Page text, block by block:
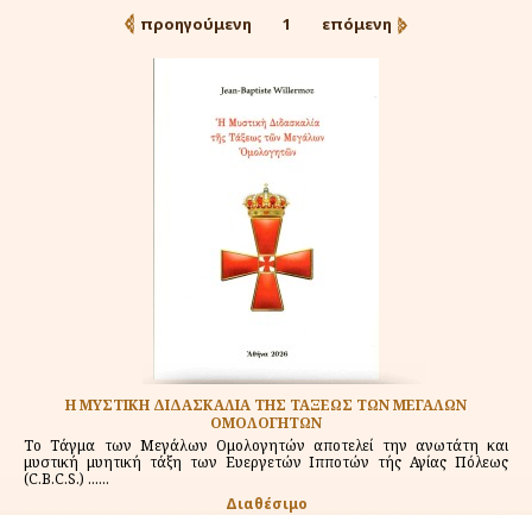
προηγούμενη 1 επόμενη
Η ΜΥΣΤΙΚΗ ΔΙΔΑΣΚΑΛΙΑ ΤΗΣ ΤΑΞΕΩΣ ΤΩΝ ΜΕΓΑΛΩΝ
ΟΜΟΛΟΓΗΤΩΝ
Το Τάγμα των Μεγάλων Ομολογητών αποτελεί την ανωτάτη και
μυστική μυητική τάξη των Ευεργετών Ιπποτών τής Αγίας Πόλεως
(C.B.C.S.) ......
Διαθέσιμο